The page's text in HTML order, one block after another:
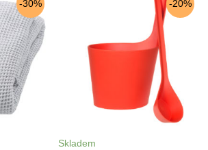
-30% -20%
Skladem